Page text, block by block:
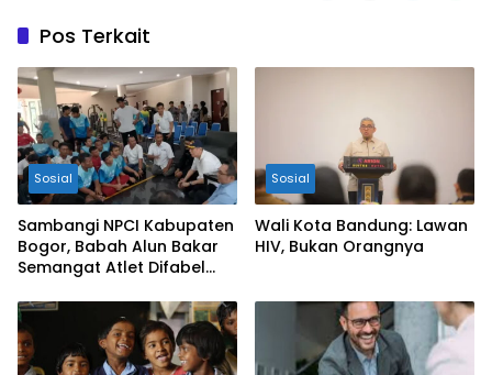
Pos Terkait
Sosial
Sambangi NPCI Kabupaten
Bogor, Babah Alun Bakar
Semangat Atlet Difabel
Sosial
Wali Kota Bandung: Lawan
HIV, Bukan Orangnya